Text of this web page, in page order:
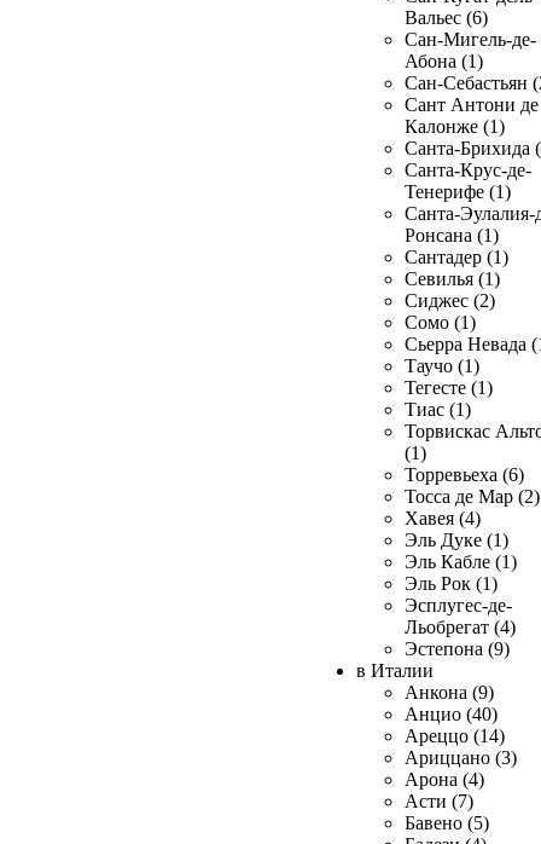
Вальес (6)
Сан-Мигель-де-
Абона (1)
Сан-Себастьян
Сант Антони де
Калонже (1)
Санта-Брихида
Санта-Крус-де-
Тенерифе (1)
Санта-Эулалия-
Ронсана (1)
Сантадер (1)
Севилья (1)
Сиджес (2)
Сомо (1)
Сьерра Невада
Таучо (1)
Тегесте (1)
Тиас (1)
Торвискас
(1)
Торревьеха (6)
Тосса де Мар (2)
Хавея (4)
Эль Дуке (1)
Эль Кабле (1)
Эль Рок (1)
Эсплугес-де-
Льобрегат (4)
Эстепона (9)
в Италии
Анкона (9)
Анцио (40)
Ареццо (14)
Ариццано (3)
Арона (4)
Асти (7)
Бавено (5)